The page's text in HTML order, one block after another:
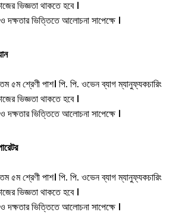
ভিজ্ঞতা থাকতে হবে ।
দক্ষতার ভিত্তিতে আলোচনা সাপেক্ষে ।
৫ম শ্রেণী পাশ। পি. পি. ওভেন ব্যাগ ম্যানুফ্যকচারিং
ভিজ্ঞতা থাকতে হবে ।
দক্ষতার ভিত্তিতে আলোচনা সাপেক্ষে ।
৫ম শ্রেণী পাশ। পি. পি. ওভেন ব্যাগ ম্যানুফ্যকচারিং
ভিজ্ঞতা থাকতে হবে ।
দক্ষতার ভিত্তিতে আলোচনা সাপেক্ষে ।